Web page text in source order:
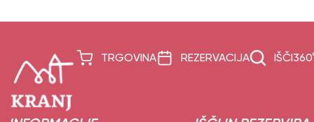
TRGOVINA REZERVACIJA IŠČI